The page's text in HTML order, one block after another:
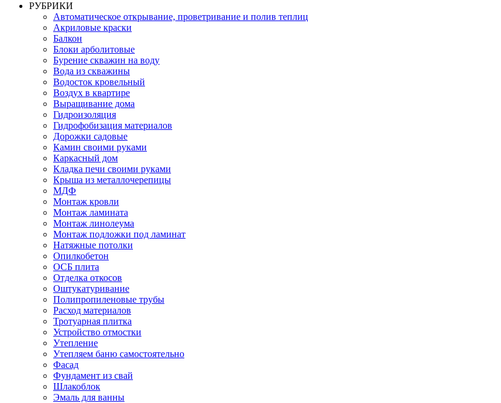
РУБРИКИ
Автоматическое открывание, проветривание и полив теплиц
Акриловые краски
Балкон
Блоки арболитовые
Бурение скважин на воду
Вода из скважины
Водосток кровельный
Воздух в квартире
Выращивание дома
Гидроизоляция
Гидрофобизация материалов
Дорожки садовые
Камин своими руками
Каркасный дом
Кладка печи своими руками
Крыша из металлочерепицы
МДФ
Монтаж кровли
Монтаж ламината
Монтаж линолеума
Монтаж подложки под ламинат
Натяжные потолки
Опилкобетон
ОСБ плита
Отделка откосов
Оштукатуривание
Полипропиленовые трубы
Расход материалов
Тротуарная плитка
Устройство отмостки
Утепление
Утепляем баню самостоятельно
Фасад
Фундамент из свай
Шлакоблок
Эмаль для ванны